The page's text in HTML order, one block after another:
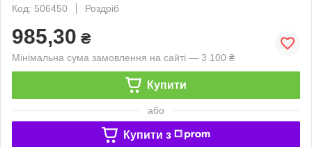
Код: 506450
Роздріб
985,30 ₴
Мінімальна сума замовлення на сайті — 3 100 ₴
Купити
або
Купити з